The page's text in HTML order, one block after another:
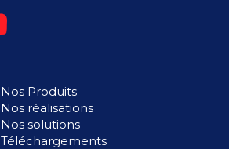
Nos Produits
Nos réalisations
Nos solutions
Téléchargements